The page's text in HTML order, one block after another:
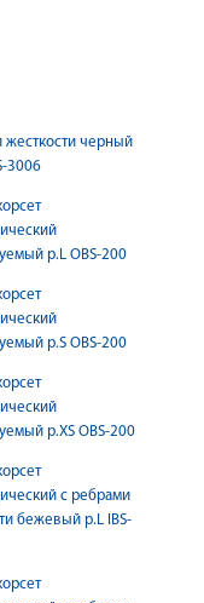
жесткости черный
3006
р.L OBS-200
р.S OBS-200
р.XS OBS-200
с ребрами
бежевый р.L IBS-